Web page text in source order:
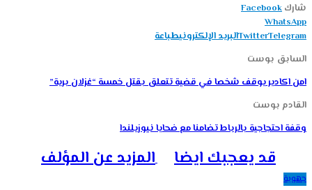
شارك Facebook
WhatsApp
TwitterTelegram البريد الإلكترونيطباعة
السابق بوست
امن اكادير يوقف شخصا في قضية تتعلق بقتل خمسة “غزلان برية”
القادم بوست
وقفة احتجاجية بالرباط تضامنا مع ضحايا نيوزيلندا
قد يعجبك ايضا المزيد عن المؤلف
جهوية